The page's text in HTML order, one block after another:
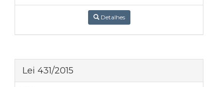
Detalhes
Lei 431/2015